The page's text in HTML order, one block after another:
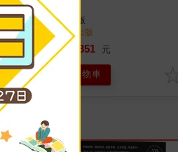
愛迪生跟鬼講電話？33個讓你睡
不好的歷史顫慄真相
堀江宏樹
創意市集
出版
2022/11/12 出版
折 特價 351 元
加入購物車